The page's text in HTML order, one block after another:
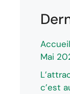
Mai
c’est